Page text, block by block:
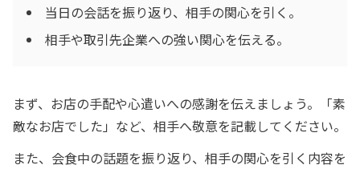
当日の会話を振り返り、相手の関心を引く。
相手や取引先企業への強い関心を伝える。
まず、お店の手配や心遣いへの感謝を伝えましょう。「素
敵なお店でした」など、相手へ敬意を記載してください。
また、会食中の話題を振り返り、相手の関心を引く内容を